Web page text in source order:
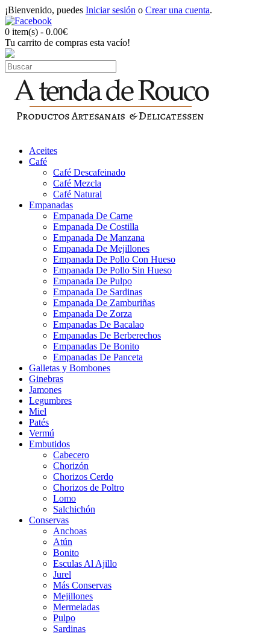
¡Bienvenido, puedes Iniciar sesión o Crear una cuenta.
0 item(s) - 0.00€
Tu carrito de compras esta vacío!
Aceites
Café
Café Descafeinado
Café Mezcla
Café Natural
Empanadas
Empanada De Carne
Empanada De Costilla
Empanada De Manzana
Empanada De Mejillones
Empanada De Pollo Con Hueso
Empanada De Pollo Sin Hueso
Empanada De Pulpo
Empanada De Sardinas
Empanada De Zamburiñas
Empanada De Zorza
Empanadas De Bacalao
Empanadas De Berberechos
Empanadas De Bonito
Empanadas De Panceta
Galletas y Bombones
Ginebras
Jamones
Legumbres
Miel
Patés
Vermú
Embutidos
Cabecero
Chorizón
Chorizos Cerdo
Chorizos de Poltro
Lomo
Salchichón
Conservas
Anchoas
Atún
Bonito
Esculas Al Ajillo
Jurel
Más Conservas
Mejillones
Mermeladas
Pulpo
Sardinas